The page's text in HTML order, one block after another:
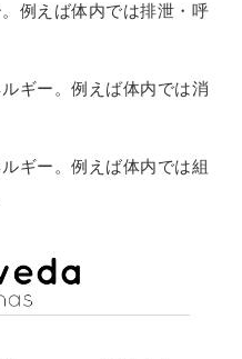
例えば体内では排泄・呼
ギー。例えば体内では消
ギー。例えば体内では組